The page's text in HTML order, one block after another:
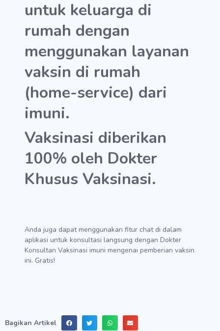
untuk keluarga di
rumah dengan
menggunakan layanan
vaksin di rumah
(home-service) dari
imuni.
Vaksinasi diberikan
100% oleh Dokter
Khusus Vaksinasi.
Anda juga dapat menggunakan fitur chat di dalam
aplikasi untuk konsultasi langsung dengan Dokter
Konsultan Vaksinasi imuni mengenai pemberian vaksin
ini. Gratis!
Bagikan Artikel